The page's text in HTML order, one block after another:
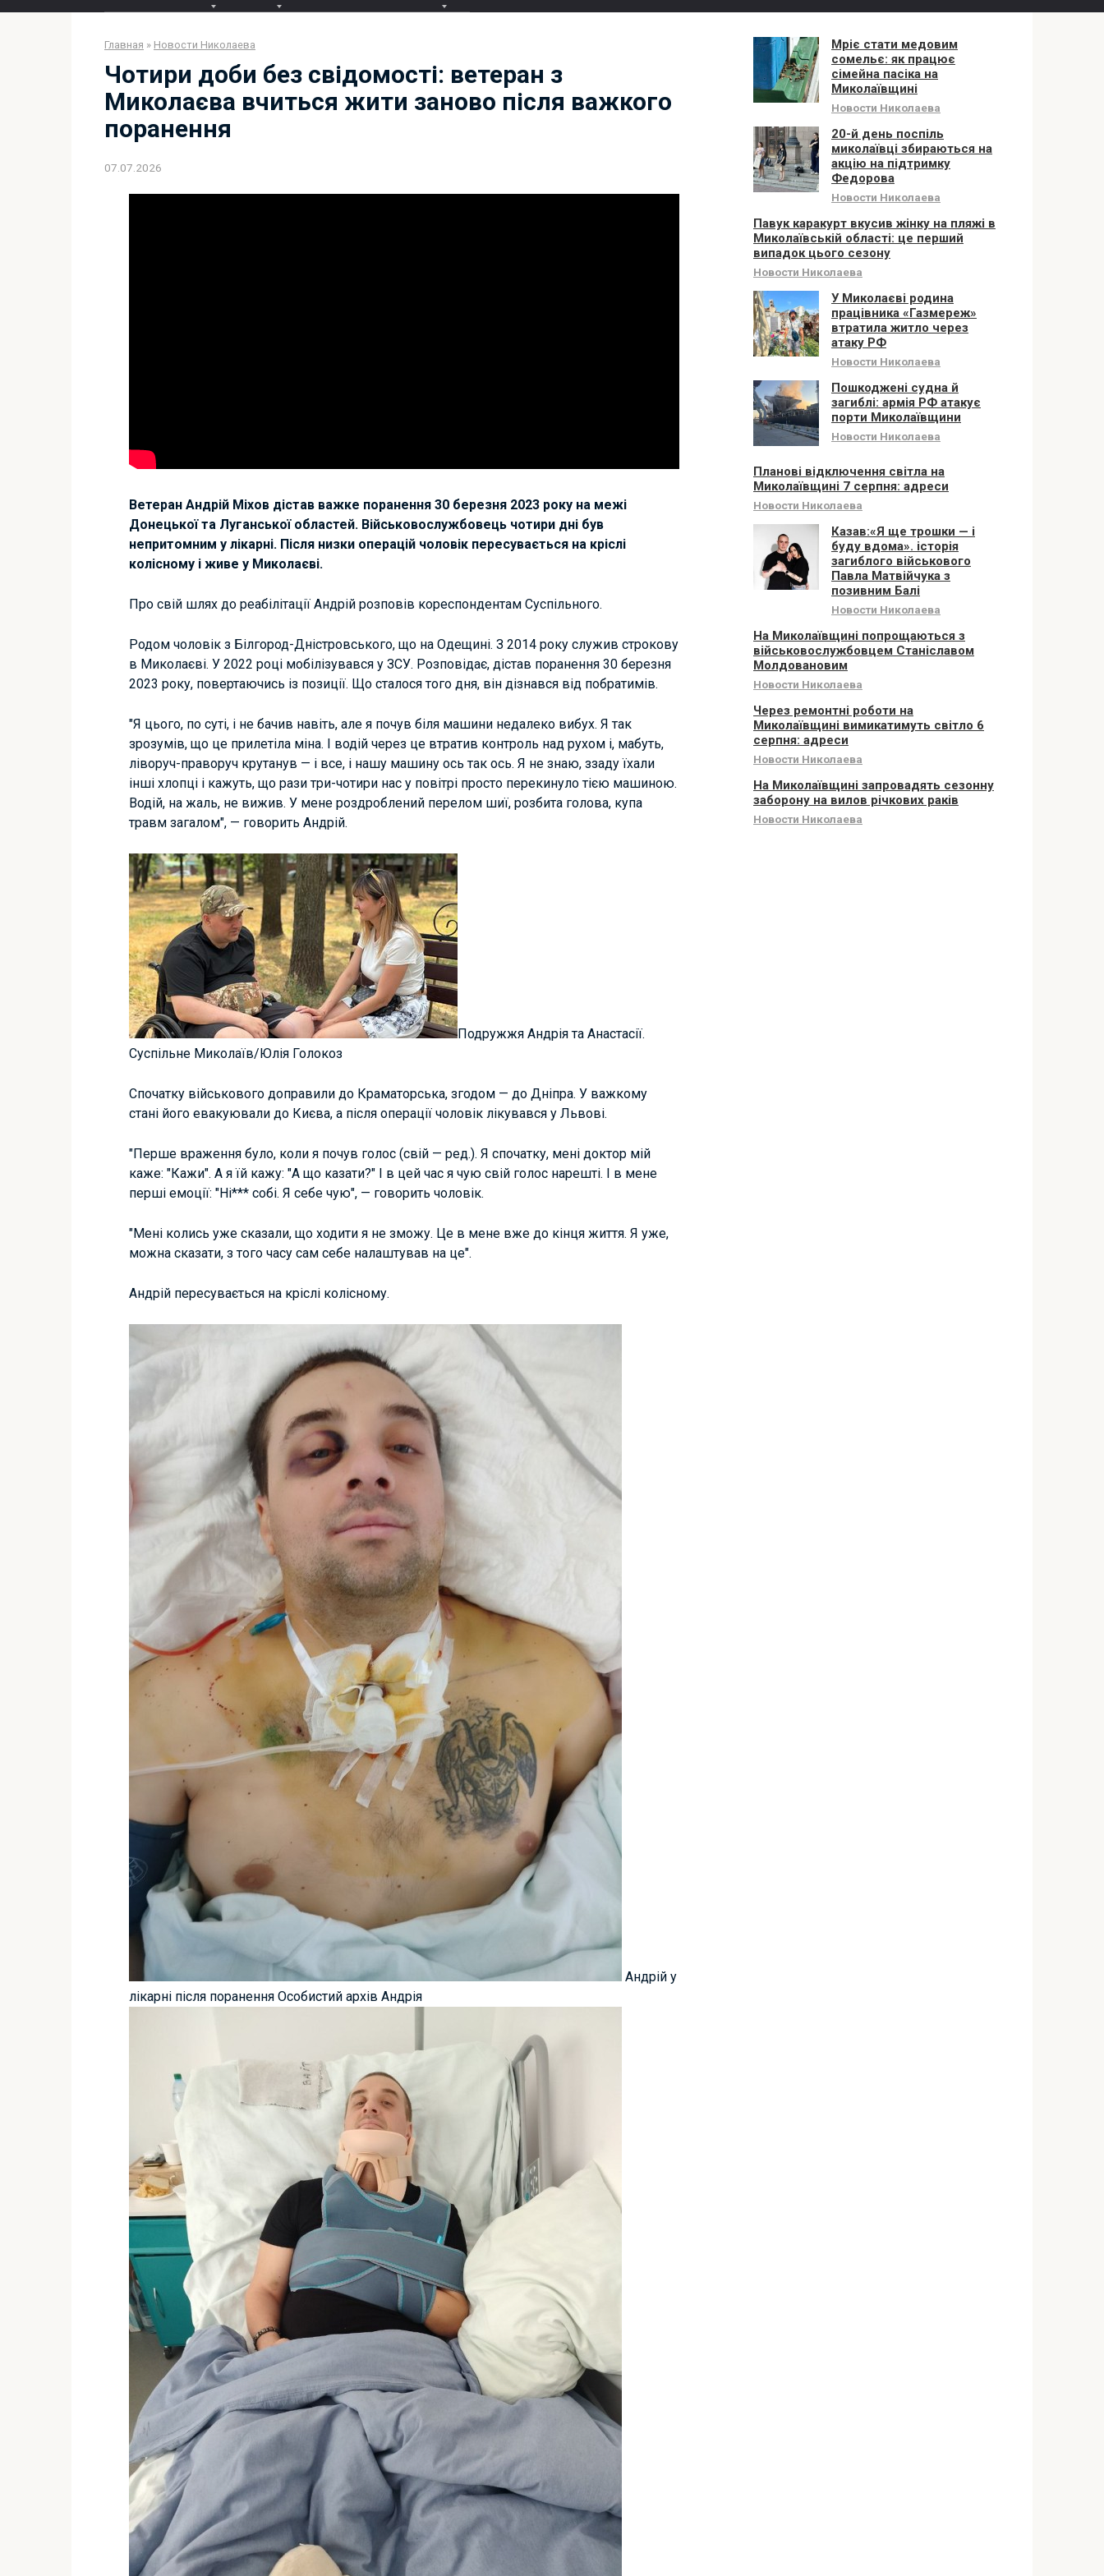
Главная » Новости Николаева
Чотири доби без свідомості: ветеран з
Миколаєва вчиться жити заново після важкого
поранення
07.07.2026
Ветеран Андрій Міхов дістав важке поранення 30 березня 2023 року на межі
Донецької та Луганської областей. Військовослужбовець чотири дні був
непритомним у лікарні. Після низки операцій чоловік пересувається на кріслі
колісному і живе у Миколаєві.
Про свій шлях до реабілітації Андрій розповів кореспондентам Суспільного.
Родом чоловік з Білгород-Дністровського, що на Одещині. З 2014 року служив строкову
в Миколаєві. У 2022 році мобілізувався у ЗСУ. Розповідає, дістав поранення 30 березня
2023 року, повертаючись із позиції. Що сталося того дня, він дізнався від побратимів.
"Я цього, по суті, і не бачив навіть, але я почув біля машини недалеко вибух. Я так
зрозумів, що це прилетіла міна. І водій через це втратив контроль над рухом і, мабуть,
ліворуч-праворуч крутанув — і все, і нашу машину ось так ось. Я не знаю, ззаду їхали
інші хлопці і кажуть, що рази три-чотири нас у повітрі просто перекинуло тією машиною.
Водій, на жаль, не вижив. У мене роздроблений перелом шиї, розбита голова, купа
травм загалом", — говорить Андрій.
Подружжя Андрія та Анастасії.
Суспільне Миколаїв/Юлія Голокоз
Спочатку військового доправили до Краматорська, згодом — до Дніпра. У важкому
стані його евакуювали до Києва, а після операції чоловік лікувався у Львові.
"Перше враження було, коли я почув голос (свій — ред.). Я спочатку, мені доктор мій
каже: "Кажи". А я їй кажу: "А що казати?" І в цей час я чую свій голос нарешті. І в мене
перші емоції: "Ні*** собі. Я себе чую", — говорить чоловік.
"Мені колись уже сказали, що ходити я не зможу. Це в мене вже до кінця життя. Я уже,
можна сказати, з того часу сам себе налаштував на це".
Андрій пересувається на кріслі колісному.
Андрій у
лікарні після поранення Особистий архів Андрія
Мріє стати медовим
сомельє: як працює
сімейна пасіка на
Миколаївщині
Новости Николаева
20-й день поспіль
миколаївці збираються на
акцію на підтримку
Федорова
Новости Николаева
Павук каракурт вкусив жінку на пляжі в
Миколаївській області: це перший
випадок цього сезону
Новости Николаева
У Миколаєві родина
працівника «Газмереж»
втратила житло через
атаку РФ
Новости Николаева
Пошкоджені судна й
загиблі: армія РФ атакує
порти Миколаївщини
Новости Николаева
Планові відключення світла на
Миколаївщині 7 серпня: адреси
Новости Николаева
Казав:«Я ще трошки — і
буду вдома». історія
загиблого військового
Павла Матвійчука з
позивним Балі
Новости Николаева
На Миколаївщині попрощаються з
військовослужбовцем Станіславом
Молдовановим
Новости Николаева
Через ремонтні роботи на
Миколаївщині вимикатимуть світло 6
серпня: адреси
Новости Николаева
На Миколаївщині запровадять сезонну
заборону на вилов річкових раків
Новости Николаева